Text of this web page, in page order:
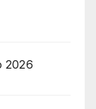
2026